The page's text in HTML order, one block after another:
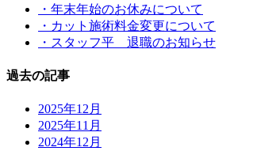
・年末年始のお休みについて
・カット施術料金変更について
・スタッフ平 退職のお知らせ
過去の記事
2025年12月
2025年11月
2024年12月